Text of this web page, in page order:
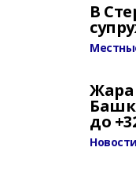
В
Жара
до
Новости